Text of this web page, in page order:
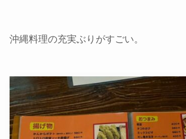
沖縄料理の充実ぶりがすごい。